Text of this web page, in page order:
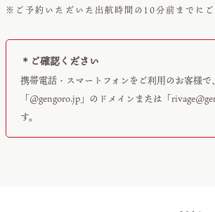
※ご予約いただいた出航時間の10分前までに
＊ご確認ください
携帯電話・スマートフォンをご利用のお客様
「@gengoro.jp」のドメインまたは「
す。